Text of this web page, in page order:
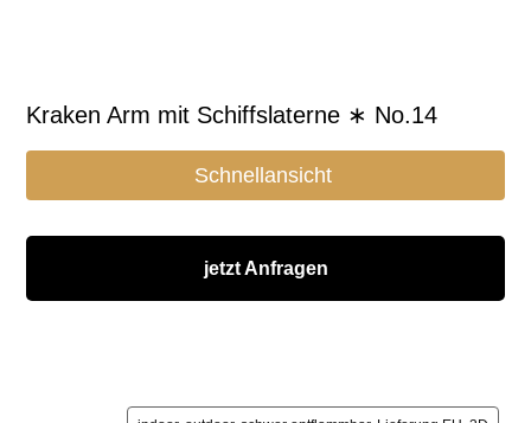
Kraken Arm mit Schiffslaterne ∗ No.14
Schnellansicht
jetzt Anfragen